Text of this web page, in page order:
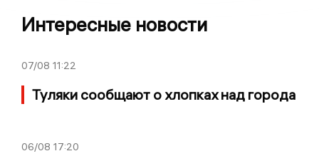
Интересные новости
07/08 11:22
Туляки сообщают о хлопках над города
06/08 17:20